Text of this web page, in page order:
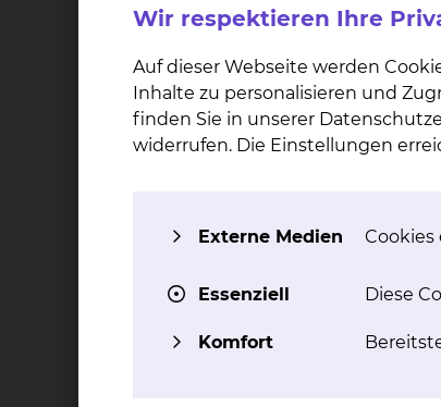
Das Klinikum Braunschweig ist
Weiterbildungsziel
Weiterbildungsinhalt
Kliniken
Wir respektieren Ihre
Auf dieser Webseite werden
Inhalte zu personalisieren und
finden Sie in unserer
widerrufen. Die Einstellungen
Externe Medien Cookies
Essenziell Diese
Komfort